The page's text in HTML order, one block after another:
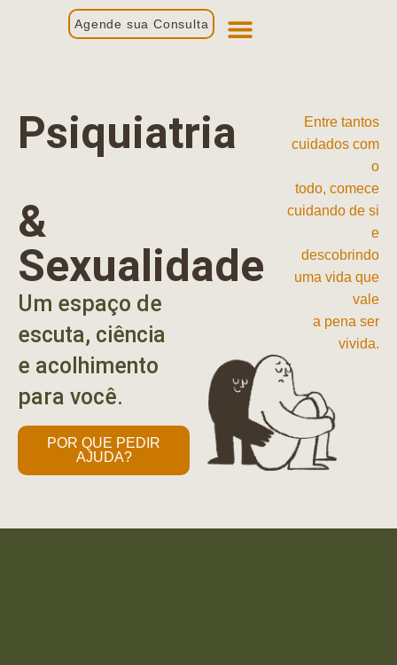
Agende sua Consulta
Psiquiatria
&
Sexualidade
Um espaço de
escuta, ciência
e acolhimento
para você.
POR QUE PEDIR
AJUDA?
Entre tantos
cuidados com
o
todo, comece
cuidando de si
e
descobrindo
uma vida que
vale
a pena ser
vivida.